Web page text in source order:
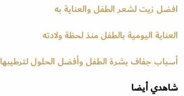
افضل زيت لشعر الطفل والعناية به
العناية اليومية بالطفل منذ لحظة ولادته
أسباب جفاف بشرة الطفل وأفضل الحلول لترطيبها
شاهدي أيضا